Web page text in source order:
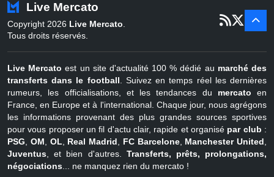
Belgique
juil - 31
Live Mercato
Copyright 2026 Live Mercato.
Tous droits réservés.
Live Mercato est un site d'actualité 100 % dédié au marché des
transferts dans le football. Suivez en temps réel les dernières
rumeurs, les officialisations, et les tendances du mercato en
France, en Europe et à l'international. Chaque jour, nous agrégons
les informations provenant des plus grandes sources sportives
pour vous proposer un fil d'actu clair, rapide et organisé par club :
PSG, OM, OL, Real Madrid, FC Barcelone, Manchester United,
Juventus, et bien d'autres. Transferts, prêts, prolongations,
négociations... ne manquez rien du mercato !